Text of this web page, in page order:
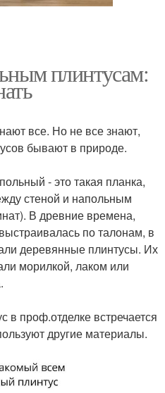
плинтусам:
все. Но не все знают,
бывают в природе.
- это такая планка,
стеной и напольным
В древние времена,
по талонам, в
деревянные плинтусы. Их
морилкой, лаком или
в проф.отделке встречается
другие материалы.